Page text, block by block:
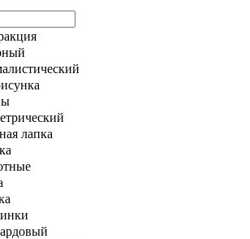
лапка